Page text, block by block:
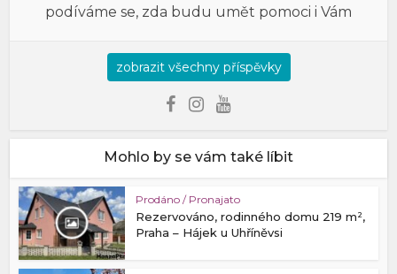
podíváme se, zda budu umět pomoci i Vám
zobrazit všechny příspěvky
Mohlo by se vám také líbit
Prodáno / Pronajato
Rezervováno, rodinného domu 219 m²,
Praha – Hájek u Uhříněvsi